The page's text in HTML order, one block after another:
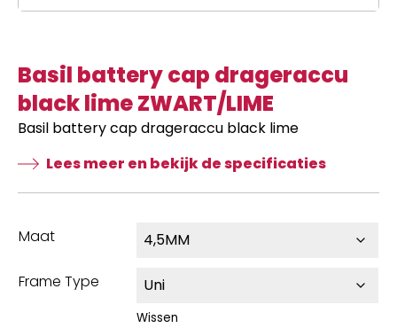
Basil battery cap drageraccu
black lime ZWART/LIME
Basil battery cap drageraccu black lime
Lees meer en bekijk de specificaties
Maat
Frame Type
Wissen